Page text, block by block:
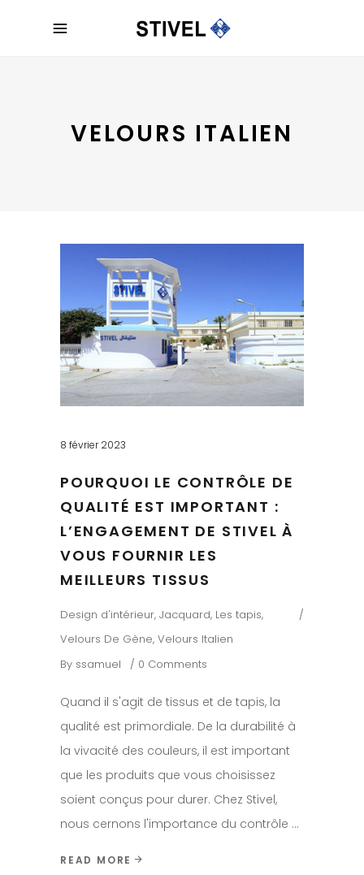
VELOURS ITALIEN
8 février 2023
POURQUOI LE CONTRÔLE DE
QUALITÉ EST IMPORTANT :
L’ENGAGEMENT DE STIVEL À
VOUS FOURNIR LES
MEILLEURS TISSUS
Design d'intérieur, Jacquard, Les tapis,
Velours De Gène, Velours Italien
By ssamuel 0 Comments
Quand il s'agit de tissus et de tapis, la
qualité est primordiale. De la durabilité à
la vivacité des couleurs, il est important
que les produits que vous choisissez
soient conçus pour durer. Chez Stivel,
nous cernons l'importance du contrôle
READ MORE